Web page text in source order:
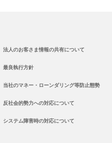
法人のお客さま情報の共有について
最良執行方針
当社のマネー・ローンダリング等防止態勢
反社会的勢力への対応について
システム障害時の対応について